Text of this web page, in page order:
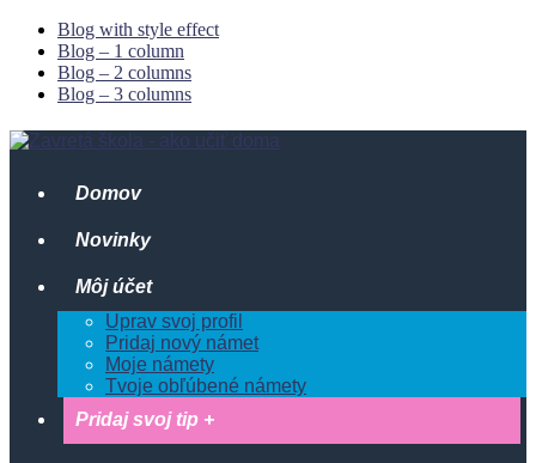
Blog with style effect
Blog – 1 column
Blog – 2 columns
Blog – 3 columns
Domov
Novinky
Môj účet
Uprav svoj profil
Pridaj nový námet
Moje námety
Tvoje obľúbené námety
Pridaj svoj tip +